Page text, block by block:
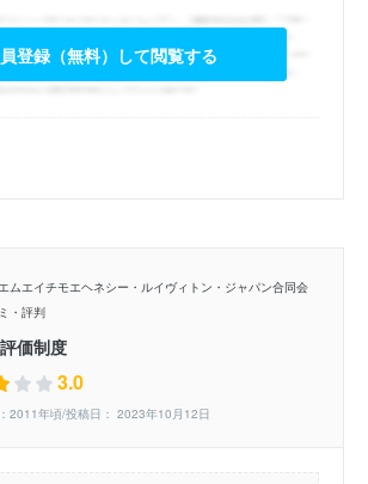
登録（無料）して閲覧する
ムエイチモエヘネシー・ルイヴィトン・ジャパン合同会
・評判
価制度
3.0
2011年頃/投稿日： 2023年10月12日